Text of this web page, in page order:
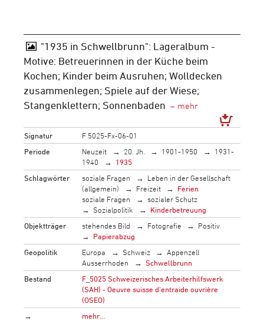
"1935 in Schwellbrunn": Lageralbum -
Motive: Betreuerinnen in der Küche beim
Kochen; Kinder beim Ausruhen; Wolldecken
zusammenlegen; Spiele auf der Wiese;
Stangenklettern; Sonnenbaden
Signatur
F 5025-Fx-06-01
Periode
Neuzeit 20. Jh. 1901-1950
1931-
1940
1935
Schlagwörter
soziale Fragen
Leben in der Gesellschaft
(allgemein)
Freizeit
Ferien
soziale Fragen
sozialer Schutz
Sozialpolitik
Kinderbetreuung
Objektträger
stehendes Bild Fotografie
Positiv
Papierabzug
Geopolitik
Europa Schweiz
Appenzell
Ausserrhoden
Schwellbrunn
Bestand
F_5025 Schweizerisches Arbeiterhilfswerk
(SAH) - Oeuvre suisse d'entraide ouvrière
(OSEO)
→
mehr…